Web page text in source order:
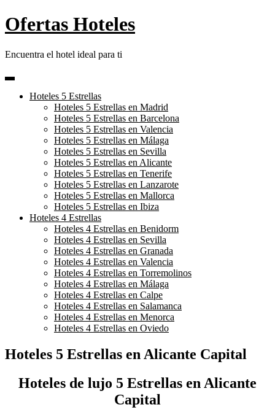
Skip
to
Ofertas Hoteles
Encuentra el hotel ideal para ti
Hoteles 5 Estrellas
Hoteles 5 Estrellas en Madrid
Hoteles 5 Estrellas en Barcelona
Hoteles 5 Estrellas en Valencia
Hoteles 5 Estrellas en Málaga
Hoteles 5 Estrellas en Sevilla
Hoteles 5 Estrellas en Alicante
Hoteles 5 Estrellas en Tenerife
Hoteles 5 Estrellas en Lanzarote
Hoteles 5 Estrellas en Mallorca
Hoteles 5 Estrellas en Ibiza
Hoteles 4 Estrellas
Hoteles 4 Estrellas en Benidorm
Hoteles 4 Estrellas en Sevilla
Hoteles 4 Estrellas en Granada
Hoteles 4 Estrellas en Valencia
Hoteles 4 Estrellas en Torremolinos
Hoteles 4 Estrellas en Málaga
Hoteles 4 Estrellas en Calpe
Hoteles 4 Estrellas en Salamanca
Hoteles 4 Estrellas en Menorca
Hoteles 4 Estrellas en Oviedo
Hoteles 5 Estrellas en Alicante Capital
Hoteles de lujo 5 Estrellas en Alicante
Capital